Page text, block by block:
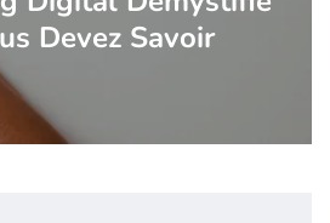
Devez Savoir